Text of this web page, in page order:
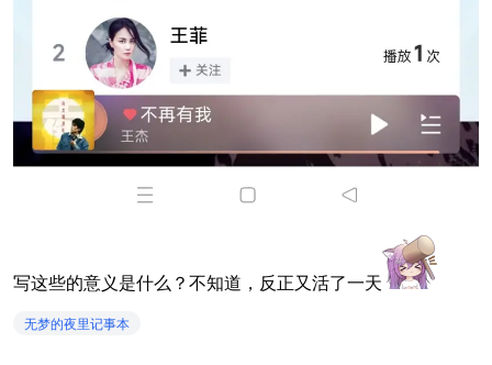
写这些的意义是什么？不知道，反正又活了一天
无梦的夜里记事本